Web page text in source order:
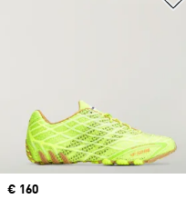
Price
€ 160